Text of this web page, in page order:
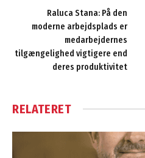
Raluca Stana: På den
moderne arbejdsplads er
medarbejdernes
tilgængelighed vigtigere end
deres produktivitet
RELATERET